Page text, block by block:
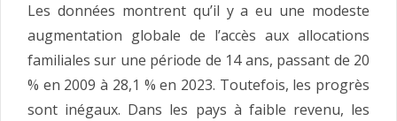
Les données montrent qu’il y a eu une modeste
augmentation globale de l’accès aux allocations
familiales sur une période de 14 ans, passant de 20
% en 2009 à 28,1 % en 2023. Toutefois, les progrès
sont inégaux. Dans les pays à faible revenu, les